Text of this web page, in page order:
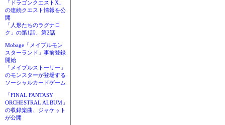
「ドラゴンクエストX」
の連続クエスト情報を公
開
「人形たちのラグナロ
ク」の第1話、第2話
Mobage「メイプルモン
スターランド」事前登録
開始
「メイプルストーリー」
のモンスターが登場する
ソーシャルカードゲーム
「FINAL FANTASY
ORCHESTRAL ALBUM」
の収録楽曲、ジャケット
が公開